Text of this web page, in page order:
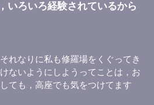
いろいろ経験されているから
れなりに私も修羅場をくぐってき
ないようにしようってことは，お
ても，高座でも気をつけてます